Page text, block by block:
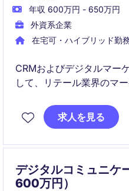
年収 600万円 - 650万円
外資系企業
在宅可・ハイブリッド勤
CRMおよびデジタルマー
して、リテール業界のマ
担当します。東京を拠点
通じてブランドの成長を
求人を見る
デジタルコミュニケ
600万円）